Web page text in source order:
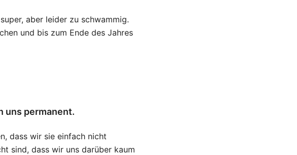
aber leider zu schwammig.
und bis zum Ende des Jahres
uns permanent.
dass wir sie einfach nicht
sind, dass wir uns darüber kaum